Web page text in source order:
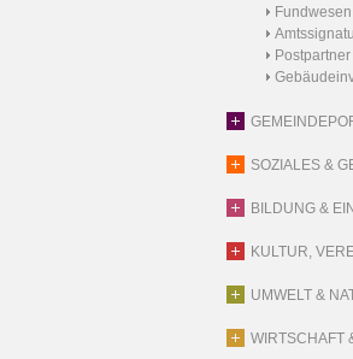
Fundwesen
Postpartner
SOZIALES &
BILDUNG &
KULTUR,
UMWELT &
WIRTSCHAFT